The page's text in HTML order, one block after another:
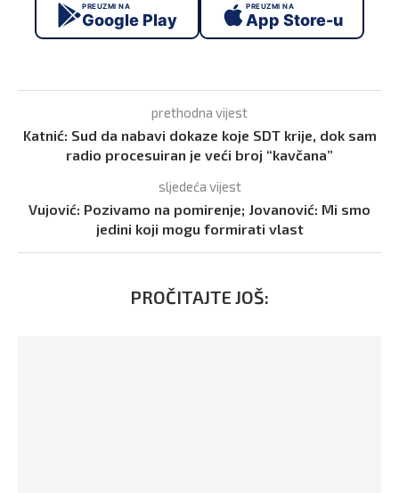
PREUZMI NA
Google Play
PREUZMI NA
App Store-u
prethodna vijest
Katnić: Sud da nabavi dokaze koje SDT krije, dok sam
radio procesuiran je veći broj “kavčana”
sljedeća vijest
Vujović: Pozivamo na pomirenje; Jovanović: Mi smo
jedini koji mogu formirati vlast
PROČITAJTE JOŠ: